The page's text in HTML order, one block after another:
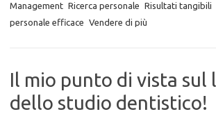
Management Ricerca personale Risultati tangibili
personale efficace Vendere di più
Il mio punto di vista sul
dello studio dentistico!